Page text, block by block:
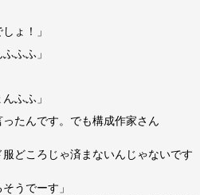
ょ！」
ふふ」
ふふ」
たんです。でも構成作家さん
どころじゃ済まないんじゃないです
うでーす」